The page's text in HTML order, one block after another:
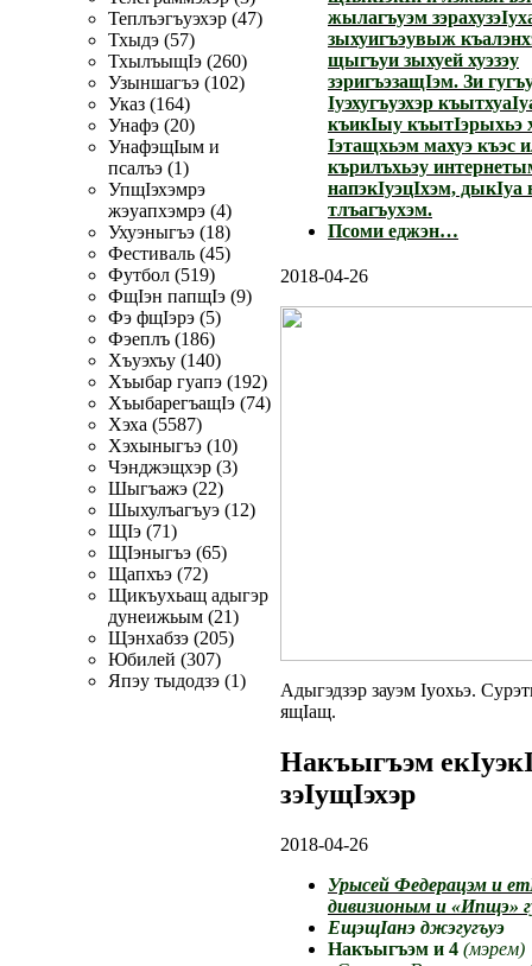
Теплъэгъуэхэр (47)
Тхыдэ (57)
ТхылъыщIэ (260)
Узыншагъэ (102)
Указ (164)
Унафэ (20)
УнафэщIым и
псалъэ (1)
УпщIэхэмрэ
жэуапхэмрэ (4)
Ухуэныгъэ (18)
Фестиваль (45)
Футбол (519)
ФщIэн папщIэ (9)
Фэ фщIэрэ (5)
Фэеплъ (186)
Хъуэхъу (140)
Хъыбар гуапэ (192)
ХъыбарегъащIэ (74)
Хэха (5587)
Хэхыныгъэ (10)
Чэнджэщхэр (3)
Шыгъажэ (22)
Шыхулъагъуэ (12)
ЩIэ (71)
ЩIэныгъэ (65)
Щапхъэ (72)
Щикъухьащ адыгэр
дунеижьым (21)
Щэнхабзэ (205)
Юбилей (307)
Япэу тыдодзэ (1)
жылагъуэм
зыхуигъэувыж
щыгъуи зыхуей хуэзэу
зэригъэзащIэм. Зи
Iуэхугъуэхэр
къикIыу къытIэрыхьэ
Iэтащхьэм махуэ къэс
кърилъхьэу
напэкIуэцIхэм, дыкIуа
тлъагъухэм.
Псоми еджэн…
2018-04-26
Адыгэдзэр зауэм Iуохьэ.
ящIащ.
Накъыгъэм
зэIущIэхэр
2018-04-26
Урысей Федерацэм и
дивизионым и «Ипщэ»
ЕщэщIанэ джэгугъуэ
Накъыгъэм и 4 (мэрем)